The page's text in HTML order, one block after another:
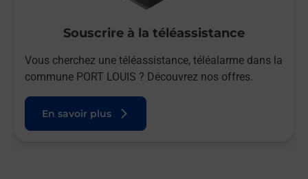
Souscrire à la téléassistance
Vous cherchez une téléassistance, téléalarme dans la
commune PORT LOUIS ? Découvrez nos offres.
En savoir plus